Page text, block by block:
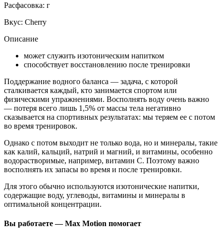
Расфасовка: г
Вкус: Cherry
Описание
может служить изотоническим напитком
способствует восстановлению после тренировки
Поддержание водного баланса — задача, с которой
сталкивается каждый, кто занимается спортом или
физическими упражнениями. Восполнять воду очень важно
— потеря всего лишь 1,5% от массы тела негативно
сказывается на спортивных результатах: мы теряем ее с потом
во время тренировок.
Однако с потом выходит не только вода, но и минералы, такие
как калий, кальций, натрий и магний, и витамины, особенно
водорастворимые, например, витамин С. Поэтому важно
восполнять их запасы во время и после тренировки.
Для этого обычно используются изотонические напитки,
содержащие воду, углеводы, витамины и минералы в
оптимальной концентрации.
Вы работаете — Max Motion помогает